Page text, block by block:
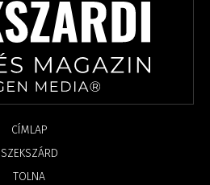
CÍMLAP
SZEKSZÁRD
TOLNA